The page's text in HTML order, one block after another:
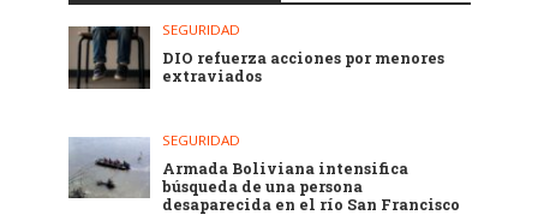
SEGURIDAD
DIO refuerza acciones por menores
extraviados
SEGURIDAD
Armada Boliviana intensifica
búsqueda de una persona
desaparecida en el río San Francisco